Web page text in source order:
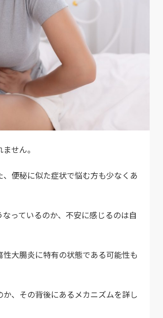
せん。
便秘に似た症状で悩む方も少なくあ
っているのか、不安に感じるのは自
大腸炎に特有の状態である可能性も
、その背後にあるメカニズムを詳し